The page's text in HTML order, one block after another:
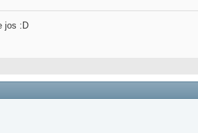
jos :D